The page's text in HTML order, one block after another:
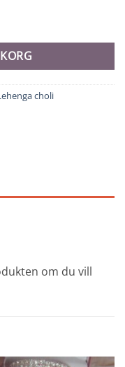
choli
om du vill